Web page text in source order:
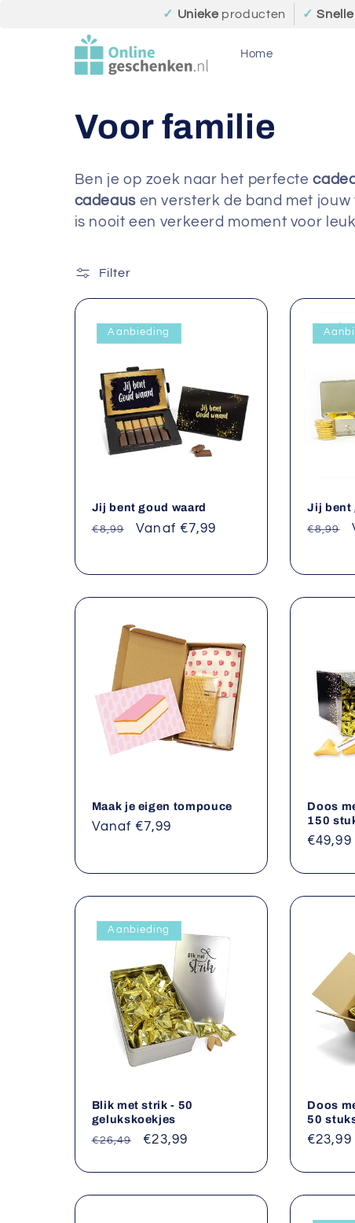
✓ Unieke producten ✓ Snelle
Home
C
o
l
l
e
Voor familie
Ben je op zoek naar het perfecte
cadeaus en versterk de band met
is nooit een verkeerd moment voor
Filter
Aanbieding
Jij bent goud waard
Normale
€8,99 Aanbiedingsprijs
Vanaf €7,99
Jij bent
€8,99
Maak je eigen tompouce
Normale
Vanaf €7,99
Doos
150
€49,99
Aanbieding
Blik met strik - 50
gelukskoekjes
Normale
€26,49 Aanbiedingsprijs
€23,99
Doos
50
€23,99